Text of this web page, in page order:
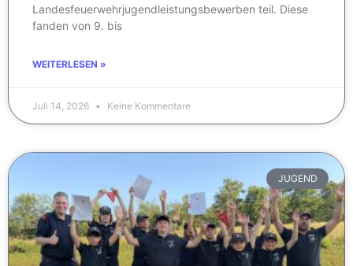
Landesfeuerwehrjugendleistungsbewerben teil. Diese
fanden von 9. bis
WEITERLESEN »
Juli 14, 2026 Keine Kommentare
JUGEND